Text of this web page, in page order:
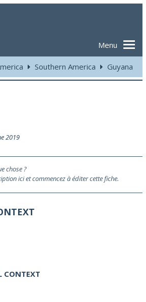
Menu
Southern America Guyana
2019
chose ?
ici et commencez à éditer cette fiche.
CONTEXT